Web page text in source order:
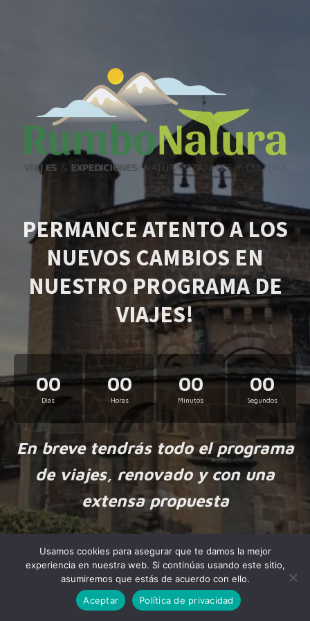
PERMANCE ATENTO A LOS
NUEVOS CAMBIOS EN
NUESTRO PROGRAMA DE
VIAJES!
00
Días
00
Horas
00
Minutos
00
Segundos
En breve tendrás todo el programa
de viajes, renovado y con una
extensa propuesta
Made byNiteoThemeswith love.
Usamos cookies para asegurar que te damos la mejor
experiencia en nuestra web. Si continúas usando este sitio,
asumiremos que estás de acuerdo con ello.
Aceptar
Política de privacidad